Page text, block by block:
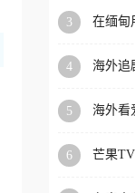
3
在缅甸
4
海外追
5
海外看
6
芒果